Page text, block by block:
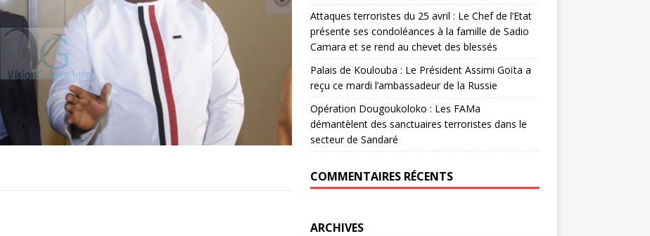
Attaques terroristes du 25 avril : Le Chef de l’Etat
présente ses condoléances à la famille de Sadio
Camara et se rend au chevet des blessés
Palais de Koulouba : Le Président Assimi Goïta a
reçu ce mardi l’ambassadeur de la Russie
Opération Dougoukoloko : Les FAMa
démantèlent des sanctuaires terroristes dans le
secteur de Sandaré
COMMENTAIRES RÉCENTS
ARCHIVES